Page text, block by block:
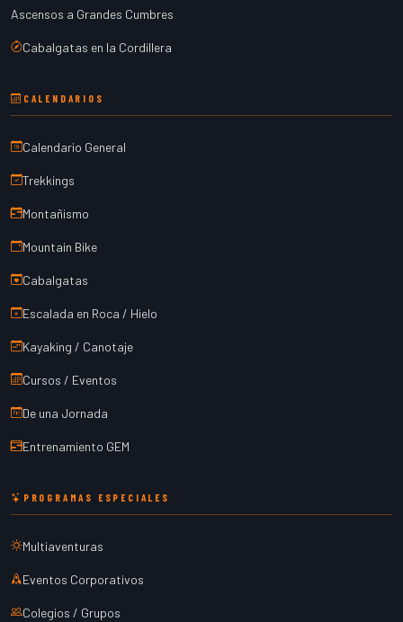
Ascensos a Grandes Cumbres
Cabalgatas en la Cordillera
CALENDARIOS
Calendario General
Trekkings
Montañismo
Mountain Bike
Cabalgatas
Escalada en Roca / Hielo
Kayaking / Canotaje
Cursos / Eventos
De una Jornada
Entrenamiento GEM
PROGRAMAS ESPECIALES
Multiaventuras
Eventos Corporativos
Colegios / Grupos